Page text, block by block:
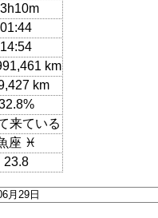
01:44
14:54
km
km
来ている
座 ♓
23.8
月29日